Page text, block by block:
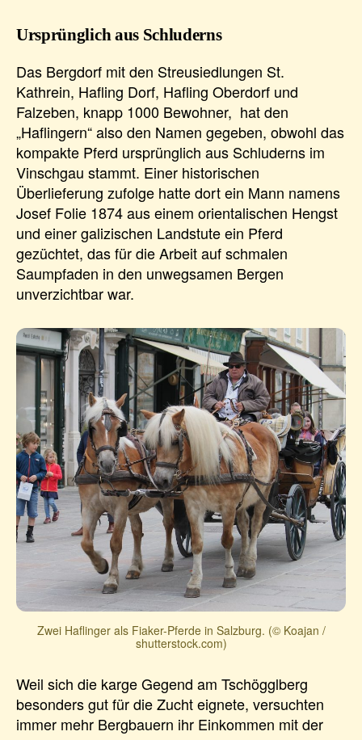
Ursprünglich aus Schluderns
Das Bergdorf mit den Streusiedlungen St.
Kathrein, Hafling Dorf, Hafling Oberdorf und
Falzeben, knapp 1000 Bewohner, hat den
„Haflingern“ also den Namen gegeben, obwohl das
kompakte Pferd ursprünglich aus Schluderns im
Vinschgau stammt. Einer historischen
Überlieferung zufolge hatte dort ein Mann namens
Josef Folie 1874 aus einem orientalischen Hengst
und einer galizischen Landstute ein Pferd
gezüchtet, das für die Arbeit auf schmalen
Saumpfaden in den unwegsamen Bergen
unverzichtbar war.
Zwei Haflinger als Fiaker-Pferde in Salzburg. (© Koajan /
shutterstock.com)
Weil sich die karge Gegend am Tschögglberg
besonders gut für die Zucht eignete, versuchten
immer mehr Bergbauern ihr Einkommen mit der